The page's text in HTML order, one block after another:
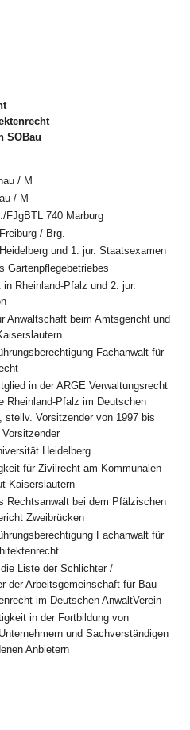
SOBau
/ M
/ M
FJgBTL 740 Marburg
/ Brg.
und 1. jur. Staatsexamen
Gartenpflegebetriebes
in Rheinland-Pfalz und 2. jur.
Anwaltschaft beim Amtsgericht und
Fachanwalt für
in der ARGE Verwaltungsrecht
Rheinland-Pfalz im Deutschen
stellv. Vorsitzender von 1997 bis
Heidelberg
für Zivilrecht am Kommunalen
Kaiserslautern
Rechtsanwalt bei dem Pfälzischen
Zweibrücken
Fachanwalt für
Liste der Schlichter /
der Arbeitsgemeinschaft für Bau-
im Deutschen AnwaltVerein
in der Fortbildung von
und Sachverständigen
Anbietern